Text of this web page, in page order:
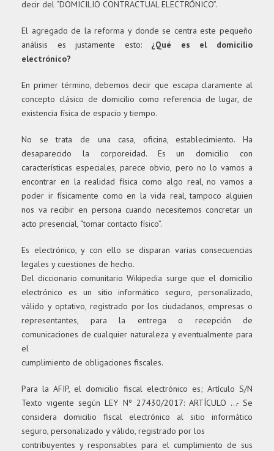
decir del “DOMICILIO CONTRACTUAL ELECTRÓNICO”.
El agregado de la reforma y donde se centra este pequeño
análisis es justamente esto: ¿Qué es el domicilio
electrónico?
En primer término, debemos decir que escapa claramente al
concepto clásico de domicilio como referencia de lugar, de
existencia física de espacio y tiempo.
No se trata de una casa, oficina, establecimiento. ​ Ha
desaparecido la corporeidad. Es un domicilio con
características especiales, parece obvio, pero no lo vamos a
encontrar en la realidad física como algo real, no vamos a
poder ir físicamente como en la vida real, tampoco alguien
nos va recibir en persona cuando necesitemos concretar un
acto presencial, “tomar contacto físico”.
Es electrónico, y con ello se disparan varias consecuencias
legales y cuestiones de hecho.
Del diccionario comunitario Wikipedia surge que el domicilio
electrónico es un sitio informático seguro, personalizado,
válido y optativo, registrado por los ciudadanos, empresas o
representantes, para la entrega o recepción de
comunicaciones de cualquier naturaleza y eventualmente para
el
cumplimiento de obligaciones fiscales.
Para la AFIP, el domicilio fiscal electrónico es; Artículo S/N
Texto vigente según LEY Nº 27430/2017: ARTÍCULO …- Se
considera domicilio fiscal electrónico al sitio informático
seguro, personalizado y válido, registrado por los
contribuyentes y responsables para el cumplimiento de sus